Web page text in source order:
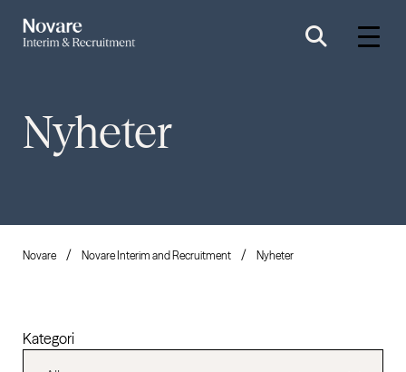
Nyheter
Novare Novare Interim and Recruitment Nyheter
Kategori